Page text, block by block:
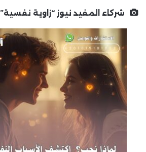
شركاء المفيد نيوز “زاوية نفسية”